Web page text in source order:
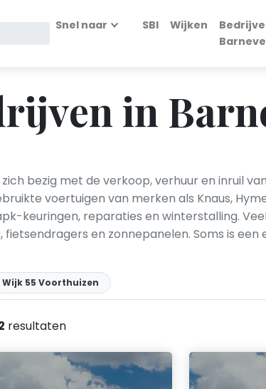
Snel naar SBI Wijken
in
bezig met de verkoop, verhuur en inruil
voertuigen van merken als Knaus,
keuringen, reparaties en winterstalling.
fietsendragers en zonnepanelen. Soms is
Wijk 55 Voorthuizen
resultaten